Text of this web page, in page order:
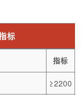
标
指标
≥2200